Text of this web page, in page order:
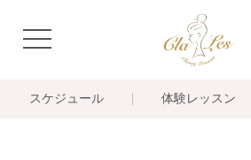
navigation
スケジュール 体験レッスン